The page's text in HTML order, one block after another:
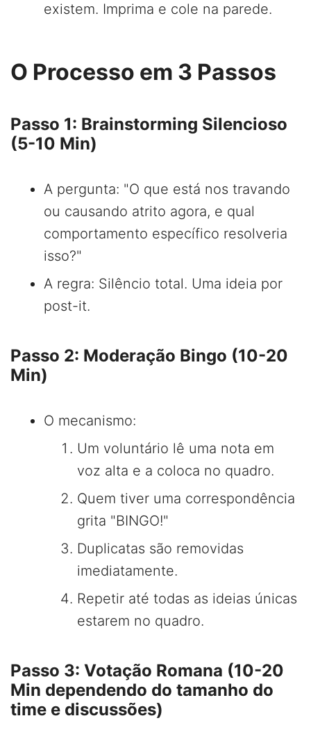
existem. Imprima e cole na parede.
O Processo em 3 Passos
Passo 1: Brainstorming Silencioso
(5-10 Min)
A pergunta: "O que está nos travando
ou causando atrito agora, e qual
comportamento específico resolveria
isso?"
A regra: Silêncio total. Uma ideia por
post-it.
Passo 2: Moderação Bingo (10-20
Min)
O mecanismo:
Um voluntário lê uma nota em
voz alta e a coloca no quadro.
Quem tiver uma correspondência
grita "BINGO!"
Duplicatas são removidas
imediatamente.
Repetir até todas as ideias únicas
estarem no quadro.
Passo 3: Votação Romana (10-20
Min dependendo do tamanho do
time e discussões)